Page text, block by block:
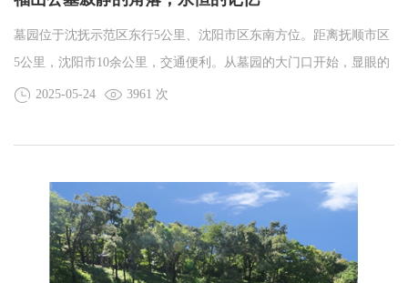
墓园位于沈抚示范区东行5公里、沈阳市区东南方位。距离抚顺市区
5公里，沈阳市10余公里，交通便利。从墓园的大门口开始，显眼的
九龙山门，阴阳鱼型花坛，就展现出了福山公墓充满艺术风情的建
家庭永恒记忆的地方。
2025-05-24 3961 次